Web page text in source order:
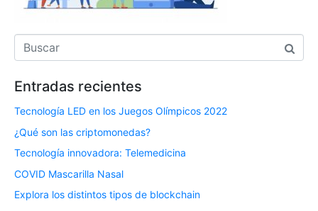
Entradas recientes
Tecnología LED en los Juegos Olímpicos 2022
¿Qué son las criptomonedas?
Tecnología innovadora: Telemedicina
COVID Mascarilla Nasal
Explora los distintos tipos de blockchain